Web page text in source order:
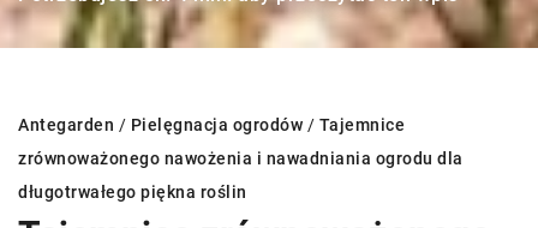
Antegarden / Pielęgnacja ogrodów / Tajemnice
zrównoważonego nawożenia i nawadniania ogrodu dla
długotrwałego piękna roślin